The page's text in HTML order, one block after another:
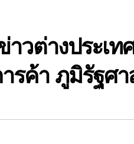
าวต่างประเ
รค้า ภูมิรัฐศ